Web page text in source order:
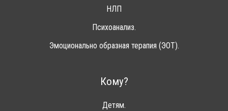
НЛП
Психоанализ.
Эмоционально образная терапия (ЭОТ).
Кому?
Детям.